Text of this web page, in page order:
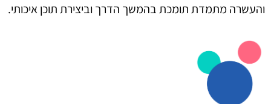
והעשרה מתמדת תומכת בהמשך הדרך וביצירת תוכן איכותי.